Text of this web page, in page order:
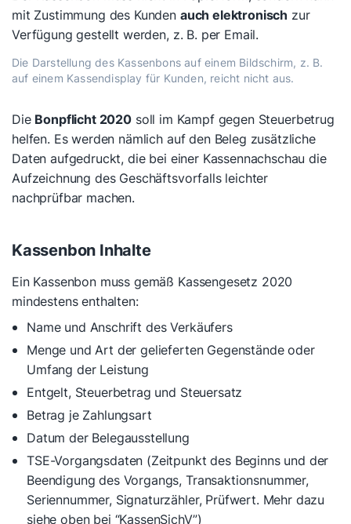
mit Zustimmung des Kunden auch elektronisch zur
Verfügung gestellt werden, z. B. per Email.
Die Darstellung des Kassenbons auf einem Bildschirm, z. B.
auf einem Kassendisplay für Kunden, reicht nicht aus.
Die Bonpflicht 2020soll im Kampf gegen Steuerbetrug
helfen. Es werden nämlich auf den Beleg zusätzliche
Daten aufgedruckt, die bei einer Kassennachschau die
Aufzeichnung des Geschäftsvorfalls leichter
nachprüfbar machen.
Kassenbon Inhalte
Ein Kassenbon muss gemäß Kassengesetz 2020
mindestens enthalten:
Name und Anschrift des Verkäufers
Menge und Art der gelieferten Gegenstände oder
Umfang der Leistung
Entgelt, Steuerbetrag und Steuersatz
Betrag je Zahlungsart
Datum der Belegausstellung
TSE-Vorgangsdaten (Zeitpunkt des Beginns und der
Beendigung des Vorgangs, Transaktionsnummer,
Seriennummer, Signaturzähler, Prüfwert. Mehr dazu
siehe oben bei “KassenSichV”)